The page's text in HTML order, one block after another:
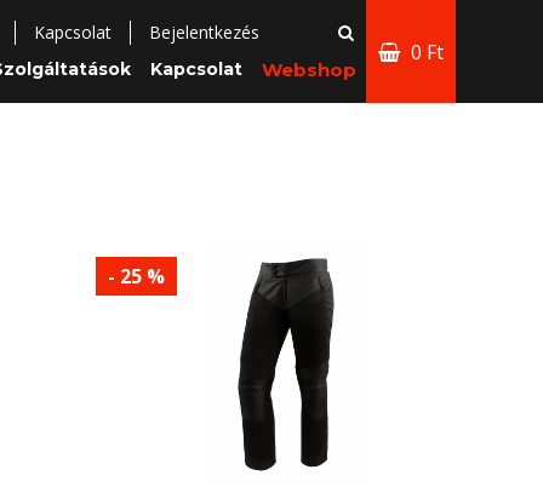
Kapcsolat Bejelentkezés
Kapcsolat Webshop
0 Ft
- 25 %